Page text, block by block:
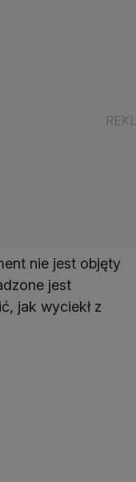
nie jest objęty
jest
jak wyciekł z